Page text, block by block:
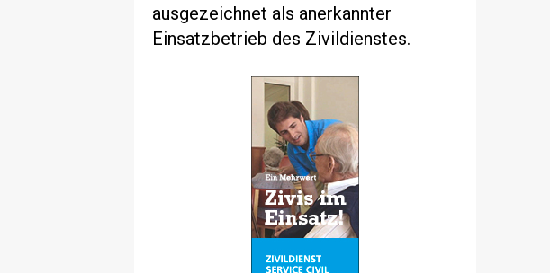
ausgezeichnet als anerkannter
Einsatzbetrieb des Zivildienstes.